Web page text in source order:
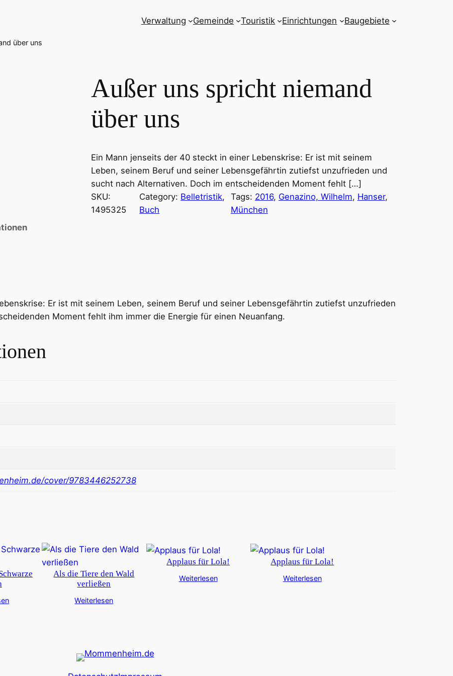
Verwaltung Gemeinde Touristik Einrichtungen Baugebiete
über uns
Außer uns spricht niemand
über uns
Ein Mann jenseits der 40 steckt in einer Lebenskrise: Er ist mit seinem
Leben, seinem Beruf und seiner Lebensgefährtin zutiefst unzufrieden und
sucht nach Alternativen. Doch im entscheidenden Moment fehlt […]
SKU:
1495325
Category: Belletristik
Buch
Tags: 2016, Genazino, Wilhelm, Hanser
München
Er ist mit seinem Leben, seinem Beruf und seiner Lebensgefährtin zutiefst unzufrieden
Moment fehlt ihm immer die Energie für einen Neuanfang.
cover/9783446252738
Als die Tiere den Wald
verließen
Weiterlesen
Applaus für Lola!
Weiterlesen
Applaus für Lola!
Weiterlesen